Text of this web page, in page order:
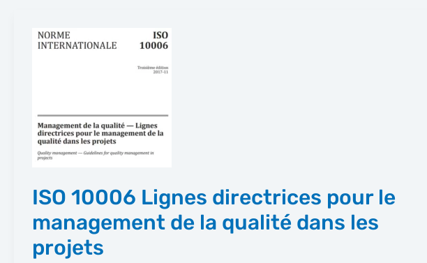
ISO 10006 Lignes directrices pour le
management de la qualité dans les
projets
ISO
le
management
la qualité
les
projets